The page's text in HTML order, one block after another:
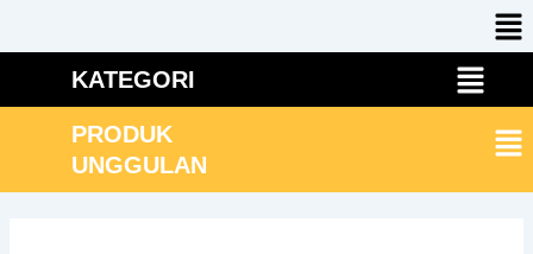
KATEGORI Menu
PRODUK
UNGGULAN